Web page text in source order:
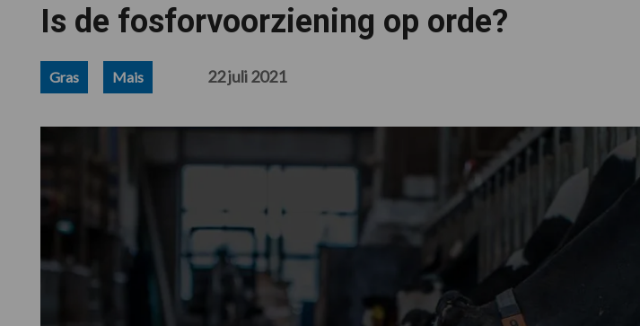
Is de fosforvoorziening op orde?
Gras Mais 22 juli 2021